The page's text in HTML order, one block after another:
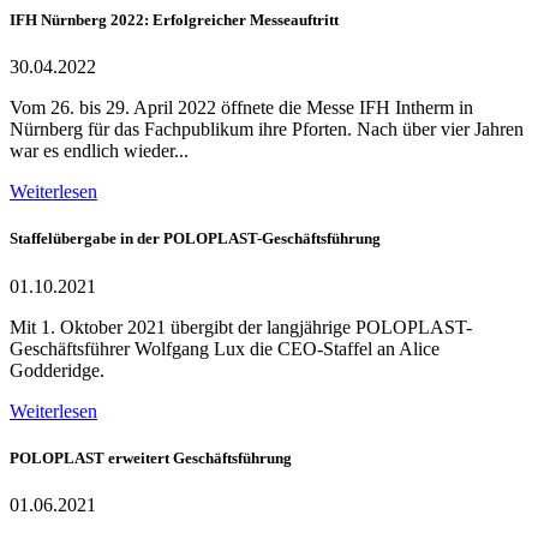
IFH Nürnberg 2022: Erfolgreicher Messeauftritt
30.04.2022
Vom 26. bis 29. April 2022 öffnete die Messe IFH Intherm in
Nürnberg für das Fachpublikum ihre Pforten. Nach über vier Jahren
war es endlich wieder...
Weiterlesen
Staffelübergabe in der POLOPLAST-Geschäftsführung
01.10.2021
Mit 1. Oktober 2021 übergibt der langjährige POLOPLAST-
Geschäftsführer Wolfgang Lux die CEO-Staffel an Alice
Godderidge.
Weiterlesen
POLOPLAST erweitert Geschäftsführung
01.06.2021